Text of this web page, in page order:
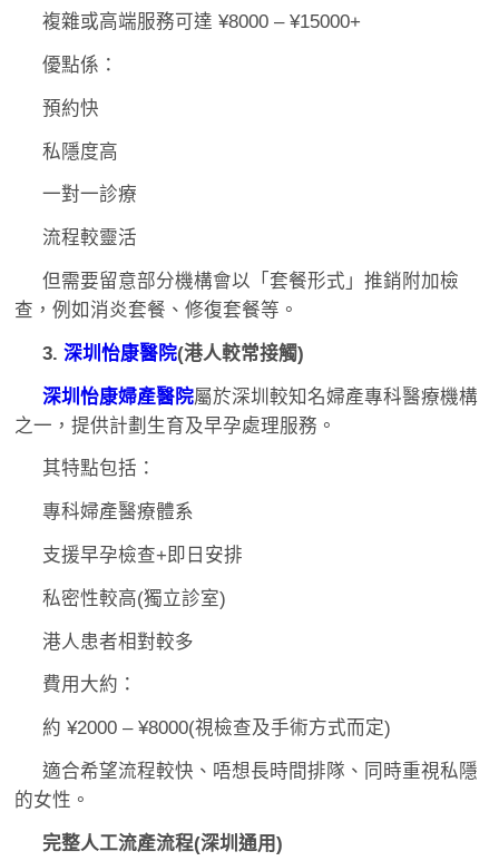
複雜或高端服務可達 ¥8000 – ¥15000+
優點係：
預約快
私隱度高
一對一診療
流程較靈活
但需要留意部分機構會以「套餐形式」推銷附加檢
查，例如消炎套餐、修復套餐等。
3.深圳怡康醫院(港人較常接觸)
深圳怡康婦產醫院屬於深圳較知名婦產專科醫療機構
之一，提供計劃生育及早孕處理服務。
其特點包括：
專科婦產醫療體系
支援早孕檢查+即日安排
私密性較高(獨立診室)
港人患者相對較多
費用大約：
約 ¥2000 – ¥8000(視檢查及手術方式而定)
適合希望流程較快、唔想長時間排隊、同時重視私隱
的女性。
完整人工流產流程(深圳通用)